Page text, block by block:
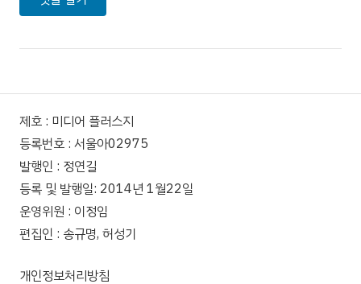
제호 : 미디어 플러스지
등록번호 : 서울아02975
발행인 : 정연길
등록 및 발행일: 2014년 1월22일
운영위원 : 이정임
편집인 : 송규명, 허성기
개인정보처리방침